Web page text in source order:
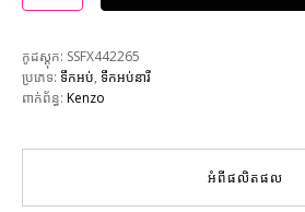
កូដស្តុក: SSFX442265
ប្រភេទ: ទឹកអប់, ទឹកអប់នារី
ពាក់ព័ន្ធ: Kenzo
អំពីផលិតផល